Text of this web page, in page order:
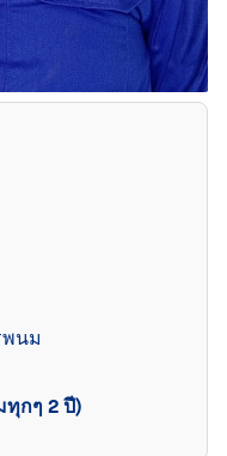
นม
กๆ 2 ปี)